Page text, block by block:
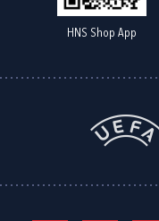
HNS Shop App